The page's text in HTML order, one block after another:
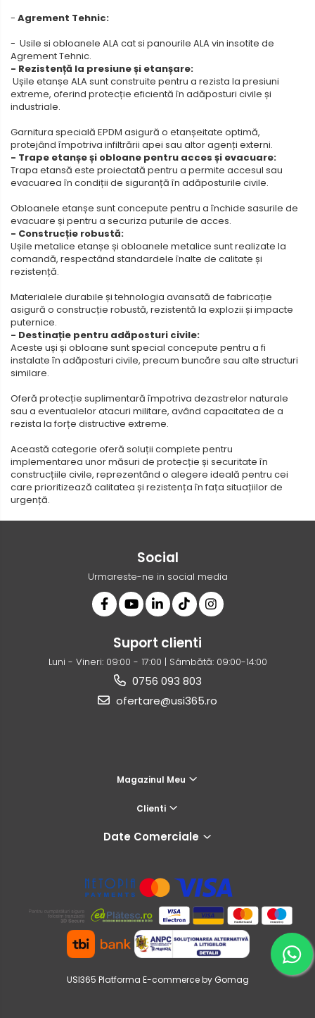
- Agrement Tehnic:
- Usile si obloanele ALA cat si panourile ALA vin insotite de
Agrement Tehnic.
- Rezistență la presiune și etanșare:
Ușile etanșe ALA sunt construite pentru a rezista la presiuni
extreme, oferind protecție eficientă în adăposturi civile și
industriale.
Garnitura specială EPDM asigură o etanșeitate optimă,
protejând împotriva infiltrării apei sau altor agenți externi.
- Trape etanșe și obloane pentru acces și evacuare:
Trapa etansă este proiectată pentru a permite accesul sau
evacuarea în condiții de siguranță în adăposturile civile.
Obloanele etanșe sunt concepute pentru a închide sasurile de
evacuare și pentru a securiza puturile de acces.
- Construcție robustă:
Ușile metalice etanșe și obloanele metalice sunt realizate la
comandă, respectând standardele înalte de calitate și
rezistență.
Materialele durabile și tehnologia avansată de fabricație
asigură o construcție robustă, rezistentă la explozii și impacte
puternice.
- Destinație pentru adăposturi civile:
Aceste uși și obloane sunt special concepute pentru a fi
instalate în adăposturi civile, precum buncăre sau alte structuri
similare.
Oferă protecție suplimentară împotriva dezastrelor naturale
sau a eventualelor atacuri militare, având capacitatea de a
rezista la forțe distructive extreme.
Această categorie oferă soluții complete pentru
implementarea unor măsuri de protecție și securitate în
construcțiile civile, reprezentând o alegere ideală pentru cei
care prioritizează calitatea și rezistența în fața situațiilor de
urgență.
Social
Urmareste-ne in social media
Suport clienti
Luni - Vineri: 09:00 - 17:00 | Sâmbătă: 09:00-14:00
0756 093 803
ofertare@usi365.ro
Magazinul Meu
Clienti
Date Comerciale
USI365 Platforma E-commerce by Gomag